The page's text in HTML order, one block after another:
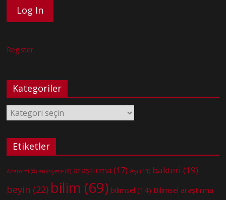
Register
Kategoriler
Kategoriler
Etiketler
Anatomi (8) anksiyete (8) araştırma (17) Aşı (11) bakteri (19)
beyin (22) bilim (69) bilimsel (14) Bilimsel araştırma